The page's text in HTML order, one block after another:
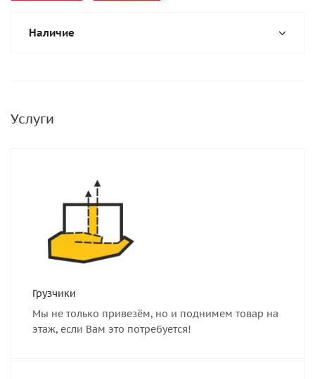
Наличие
Услуги
Грузчики
Мы не только привезём, но и поднимем товар на
этаж, если Вам это потребуется!